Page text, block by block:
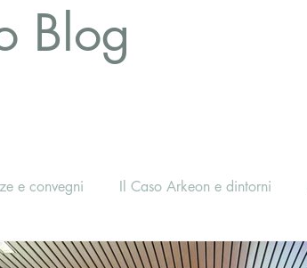
Blog
e convegni Il Caso Arkeon e dintorni
Articoli in inglese